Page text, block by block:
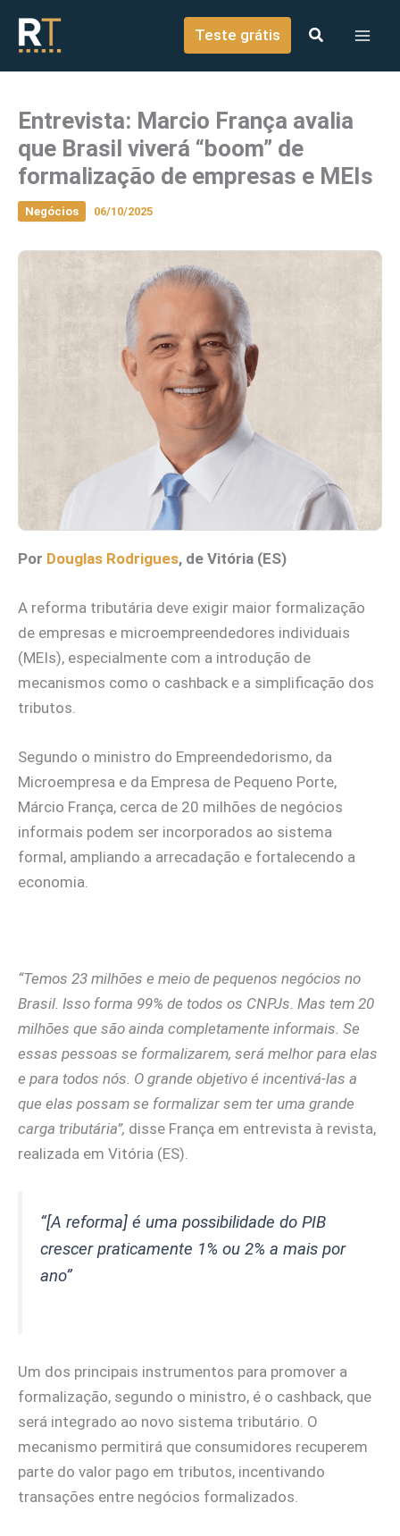
conteúdo
Teste grátis
Entrevista: Marcio França avalia
que Brasil viverá “boom” de
formalização de empresas e MEIs
Negócios 06/10/2025
Por Douglas Rodrigues, de Vitória (ES)
A reforma tributária deve exigir maior formalização
de empresas e microempreendedores individuais
(MEIs), especialmente com a introdução de
mecanismos como o cashback e a simplificação dos
tributos.
Segundo o ministro do Empreendedorismo, da
Microempresa e da Empresa de Pequeno Porte,
Márcio França, cerca de 20 milhões de negócios
informais podem ser incorporados ao sistema
formal, ampliando a arrecadação e fortalecendo a
economia.
“Temos 23 milhões e meio de pequenos negócios no
Brasil. Isso forma 99% de todos os CNPJs. Mas tem 20
milhões que são ainda completamente informais. Se
essas pessoas se formalizarem, será melhor para elas
e para todos nós. O grande objetivo é incentivá-las a
que elas possam se formalizar sem ter uma grande
carga tributária”, disse França em entrevista à revista,
realizada em Vitória (ES).
“[A reforma] é uma possibilidade do PIB
crescer praticamente 1% ou 2% a mais por
ano”
Um dos principais instrumentos para promover a
formalização, segundo o ministro, é o cashback, que
será integrado ao novo sistema tributário. O
mecanismo permitirá que consumidores recuperem
parte do valor pago em tributos, incentivando
transações entre negócios formalizados.